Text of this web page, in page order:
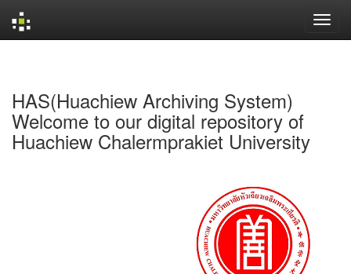
HAS(Huachiew Archiving System)
Welcome to our digital repository of
Huachiew Chalermprakiet University